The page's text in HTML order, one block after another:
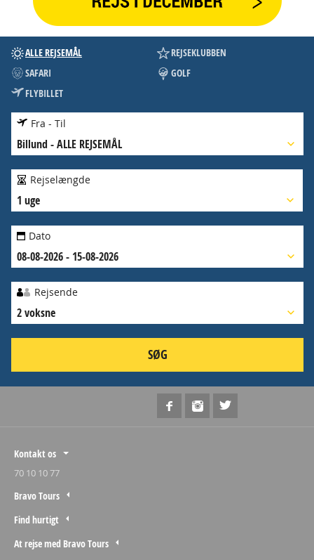
ALLE REJSEMÅL
REJSEKLUBBEN
SAFARI
GOLF
FLYBILLET
Fra - Til
Billund -ALLE REJSEMÅL
Rejselængde
1 uge
Dato
08-08-2026 - 15-08-2026
Rejsende
2 voksne
SØG
Kontakt os
70 10 10 77
Bravo Tours
Find hurtigt
At rejse med Bravo Tours